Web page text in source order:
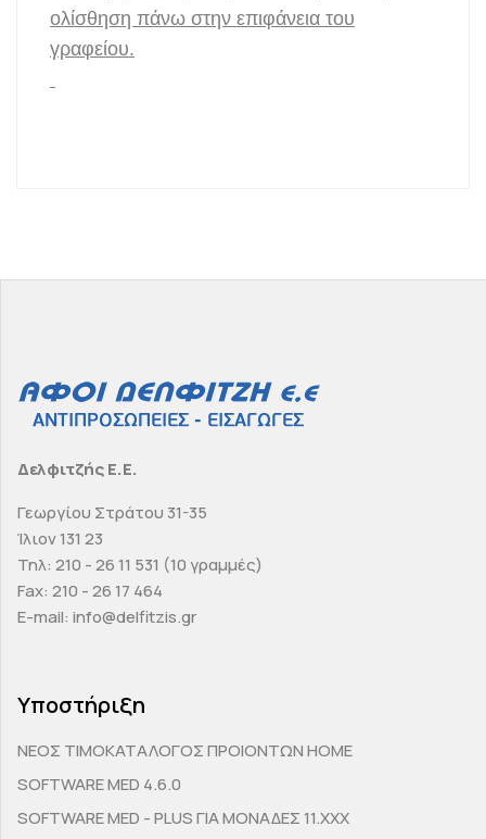
ολίσθηση πάνω στην επιφάνεια του
γραφείου.
Δελφιτζής Ε.Ε.
Γεωργίου Στράτου 31-35
Ίλιον 131 23
Τηλ: 210 - 26 11 531 (10 γραμμές)
Fax: 210 - 26 17 464
E-mail: info@delfitzis.gr
Υποστήριξη
ΝΕΟΣ ΤΙΜΟΚΑΤΑΛΟΓΟΣ ΠΡΟΙΟΝΤΩΝ HOME
SOFTWARE MED 4.6.0
SOFTWARE MED - PLUS ΓΙΑ ΜΟΝΑΔΕΣ 11.ΧΧΧ